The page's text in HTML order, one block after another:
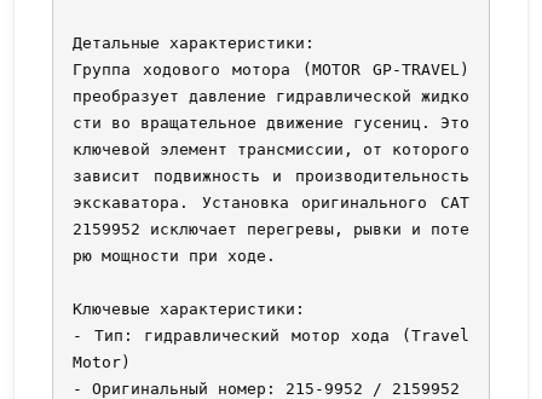
Детальные характеристики:
Группа ходового мотора (MOTOR GP-TRAVEL)
преобразует давление гидравлической жидко
сти во вращательное движение гусениц. Это
ключевой элемент трансмиссии, от которого
зависит подвижность и производительность
экскаватора. Установка оригинального CAT
2159952 исключает перегревы, рывки и поте
рю мощности при ходе.
Ключевые характеристики:
- Тип: гидравлический мотор хода (Travel
Motor)
- Оригинальный номер: 215-9952 / 2159952